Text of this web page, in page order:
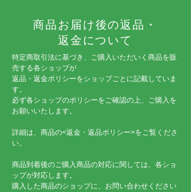
商品お届け後の返品・
返金について
特定商取引法に基づき、ご購入いただいく商品を販
売する各ショップが
返品・返金ポリシーをショップごとに記載していま
す。
必ず各ショップのポリシーをご確認の上、ご購入を
お願いいたします。
詳細は、商品の<返金・返品ポリシー>をご覧くださ
い。
商品到着後のご購入商品の対応に関しては、各ショ
ップが対応します。
購入した商品のショップに、お問い合わせください